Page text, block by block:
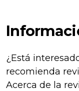
¿Está
recomienda
Acerca de la